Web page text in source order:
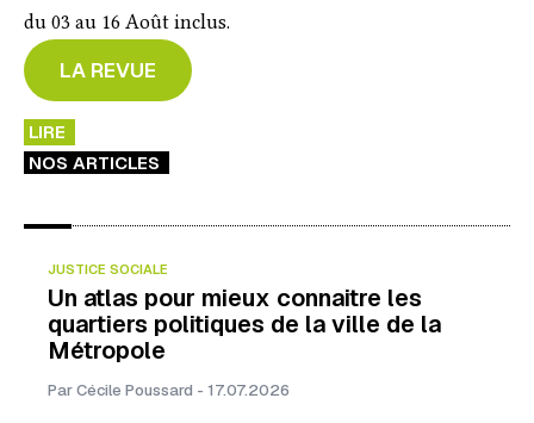
du 03 au 16 Août inclus.
LA REVUE
LIRE
NOS ARTICLES
JUSTICE SOCIALE
Un atlas pour mieux connaitre les
quartiers politiques de la ville de la
Métropole
Par Cécile Poussard - 17.07.2026